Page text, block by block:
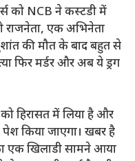
को NCB ने कस्टडी में
राजनेता, एक अभिनेता
की मौत के बाद बहुत से
फिर मर्डर और अब ये ड्रग
हिरासत में लिया है और
किया जाएगा। खबर है
एक खिलाडी सामने आया